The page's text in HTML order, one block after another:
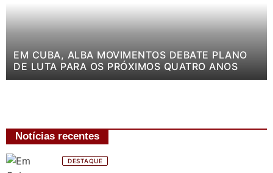
EM CUBA, ALBA MOVIMENTOS DEBATE PLANO
DE LUTA PARA OS PRÓXIMOS QUATRO ANOS
Notícias recentes
DESTAQUE